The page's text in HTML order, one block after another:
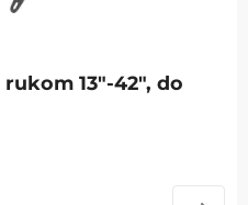
13"-42", do